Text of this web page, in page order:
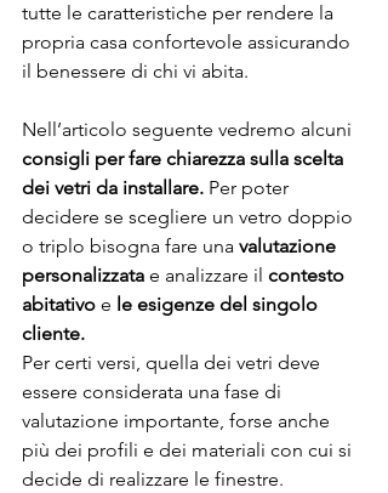
tutte le caratteristiche per rendere la
propria casa confortevole assicurando
il benessere di chi vi abita.
Nell’articolo seguente vedremo alcuni
consigli per fare chiarezza sulla scelta
dei vetri da installare. Per poter
decidere se scegliere un vetro doppio
o triplo bisogna fare una valutazione
personalizzata e analizzare il contesto
abitativo e le esigenze del singolo
cliente.
Per certi versi, quella dei vetri deve
essere considerata una fase di
valutazione importante, forse anche
più dei profili e dei materiali con cui si
decide di realizzare le finestre.